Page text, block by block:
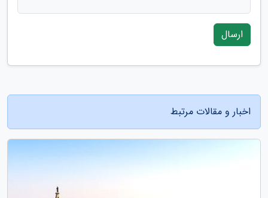
ارسال
اخبار و مقالات مرتبط